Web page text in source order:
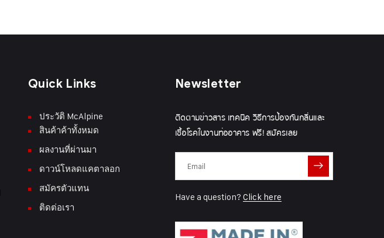
Quick Links
ประวัติ McAlpine
สินค้าค้าทั้งหมด
ผลงานที่ผ่านมา
ดาวน์โหลดแคตาลอก
สมัครตัวแทน
ติดต่อเรา
Newsletter
ติดตามข่าวสาร เทคนิค วิธีการป้องกันกลิ่นและ
เชื้อโรคในงานท่ออาคาร ฟรี! สมัครเลย
Have a question? Click here